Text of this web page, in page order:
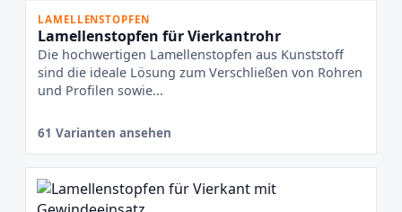
LAMELLENSTOPFEN
Lamellenstopfen für Vierkantrohr
Die hochwertigen Lamellenstopfen aus Kunststoff
sind die ideale Lösung zum Verschließen von Rohren
und Profilen sowie...
61 Varianten ansehen